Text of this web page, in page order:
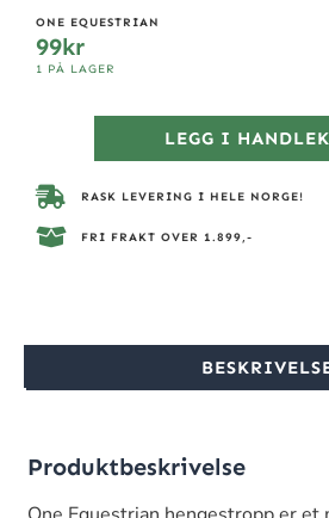
ONE EQUESTRIAN
99kr
1 PÅ LAGER
LEGG I
RASK LEVERING I HELE NORGE!
FRI FRAKT OVER 1.899,-
Produktbeskrivelse